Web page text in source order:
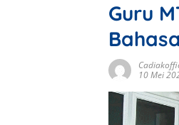
Guru
10 Mei